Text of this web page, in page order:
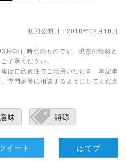
初回公開日：2018年02月16日
月05日時点のものです。現在の情報と
了承ください。
は自己責任でご活用いただき、本記事
専門家等に相談するようにしてくださ
意味 語源
イート はてブ